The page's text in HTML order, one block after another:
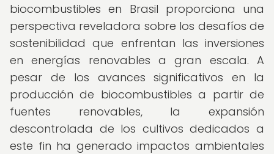
biocombustibles en Brasil proporciona una
perspectiva reveladora sobre los desafíos de
sostenibilidad que enfrentan las inversiones
en energías renovables a gran escala. A
pesar de los avances significativos en la
producción de biocombustibles a partir de
fuentes renovables, la expansión
descontrolada de los cultivos dedicados a
este fin ha generado impactos ambientales